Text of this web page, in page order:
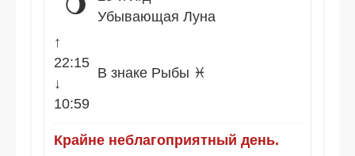
🌖
Убывающая Луна
↑
22:15
↓
10:59
В знаке Рыбы ♓
Крайне неблагоприятный день.